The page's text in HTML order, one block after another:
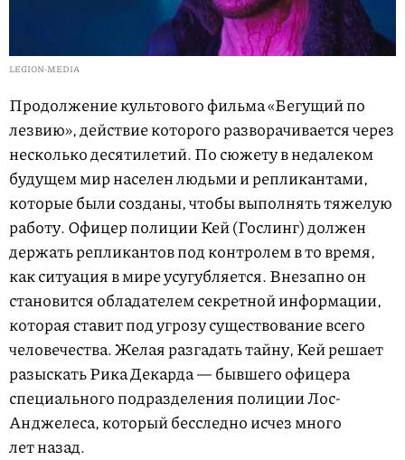
LEGION-MEDIA
Продолжение культового фильма «Бегущий по
лезвию», действие которого разворачивается через
несколько десятилетий. По сюжету в недалеком
будущем мир населен людьми и репликантами,
которые были созданы, чтобы выполнять тяжелую
работу. Офицер полиции Кей (Гослинг) должен
держать репликантов под контролем в то время,
как ситуация в мире усугубляется. Внезапно он
становится обладателем секретной информации,
которая ставит под угрозу существование всего
человечества. Желая разгадать тайну, Кей решает
разыскать Рика Декарда — бывшего офицера
специального подразделения полиции Лос-
Анджелеса, который бесследно исчез много
лет назад.